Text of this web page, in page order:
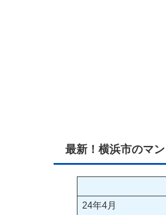
最新！横浜市のマ
24年4月